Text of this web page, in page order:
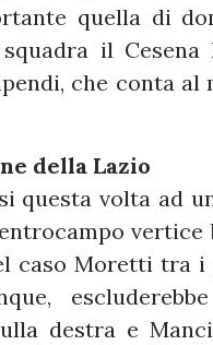
quella di
il Cesena
che conta al
della Lazio
questa volta ad
caso Moretti tra i
destra e